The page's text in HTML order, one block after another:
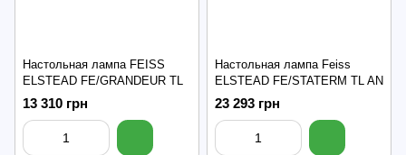
Настольная лампа FEISS
ELSTEAD FE/GRANDEUR TL
13 310 грн
Настольная лампа Feiss
ELSTEAD FE/STATERM TL AN
23 293 грн